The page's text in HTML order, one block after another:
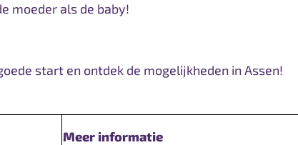
moeder als de baby!
start en ontdek de mogelijkheden in Assen!
Meer informatie